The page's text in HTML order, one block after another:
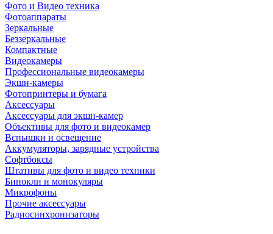
Фото и Видео техника
Фотоаппараты
Зеркальные
Беззеркальные
Компактные
Видеокамеры
Профессиональные видеокамеры
Экшн-камеры
Фотопринтеры и бумага
Аксессуары
Аксессуары для экшн-камер
Объективы для фото и видеокамер
Вспышки и освещение
Аккумуляторы, зарядные устройства
Софтбоксы
Штативы для фото и видео техники
Бинокли и монокуляры
Микрофоны
Прочие аксессуары
Радиосинхронизаторы